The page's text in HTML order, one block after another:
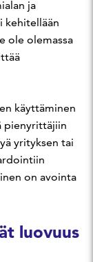
ja
kehitellään
ole olemassa
käyttäminen
pienyrittäjiin
yrityksen tai
on avointa
luovuus